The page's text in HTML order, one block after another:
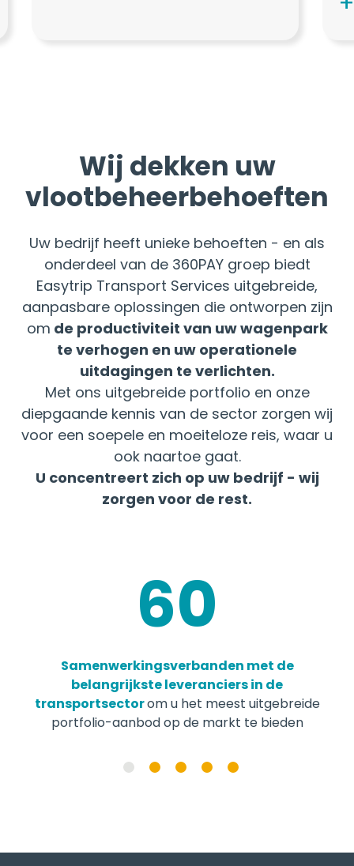
Wij dekken uw
vlootbeheerbehoeften
Uw bedrijf heeft unieke behoeften - en als
onderdeel van de 360PAY groep biedt
Easytrip Transport Services uitgebreide,
aanpasbare oplossingen die ontworpen zijn
om de productiviteit van uw wagenpark
te verhogen en uw operationele
uitdagingen te verlichten.
Met ons uitgebreide portfolio en onze
diepgaande kennis van de sector zorgen wij
voor een soepele en moeiteloze reis, waar u
ook naartoe gaat.
U concentreert zich op uw bedrijf - wij
zorgen voor de rest.
met de
in de
het meest uitgebreide
de markt te bieden
Bestreken landen
en daarbuiten in